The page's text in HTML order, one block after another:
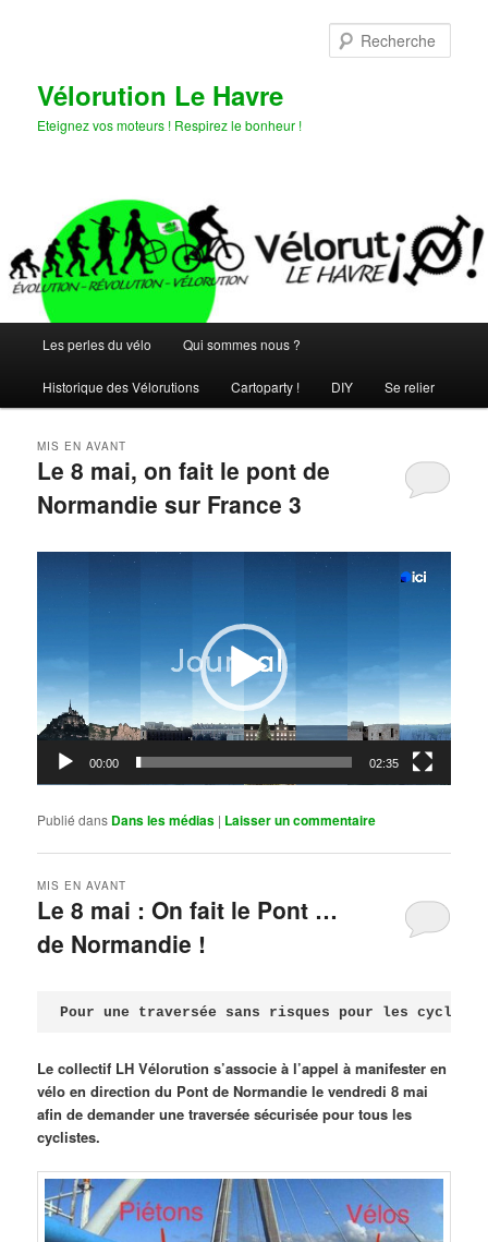
Vélorution Le Havre
Eteignez vos moteurs ! Respirez le bonheur !
principal
Les perles du vélo Qui sommes nous ?
Historique des Vélorutions Cartoparty ! DIY Se relier
Le 8 mai, on fait le pont de
Normandie sur France 3
MIS EN AVANT
00:00 02:35
Publié dans Dans les médias | Laisser un commentaire
Le 8 mai : On fait le Pont …
de Normandie !
MIS EN AVANT
Pour une traversée sans risques pour les
Le collectif LH Vélorution s’associe à l’appel à manifester en
vélo en direction du Pont de Normandie le vendredi 8 mai
afin de demander une traversée sécurisée pour tous les
cyclistes.